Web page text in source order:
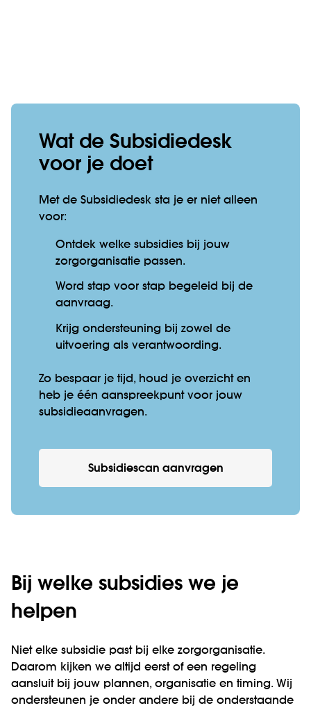
Wat de Subsidiedesk
voor je doet
Met de Subsidiedesk sta je er niet alleen
voor:
Ontdek welke subsidies bij jouw
zorgorganisatie passen.
Word stap voor stap begeleid bij de
aanvraag.
Krijg ondersteuning bij zowel de
uitvoering als verantwoording.
Zo bespaar je tijd, houd je overzicht en
heb je één aanspreekpunt voor jouw
subsidieaanvragen.
Subsidiescan aanvragen
Bij welke subsidies we je
helpen
Niet elke subsidie past bij elke zorgorganisatie.
Daarom kijken we altijd eerst of een regeling
aansluit bij jouw plannen, organisatie en timing. Wij
ondersteunen je onder andere bij de onderstaande